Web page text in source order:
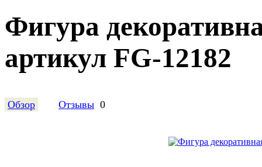
Фигура
артикул FG-12182
Обзор Отзывы 0